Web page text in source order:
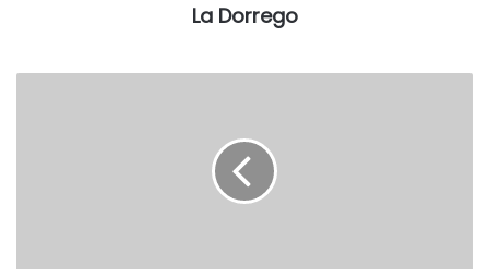
medidas, aunque a veces se constituyan en obstáculos
La Dorrego